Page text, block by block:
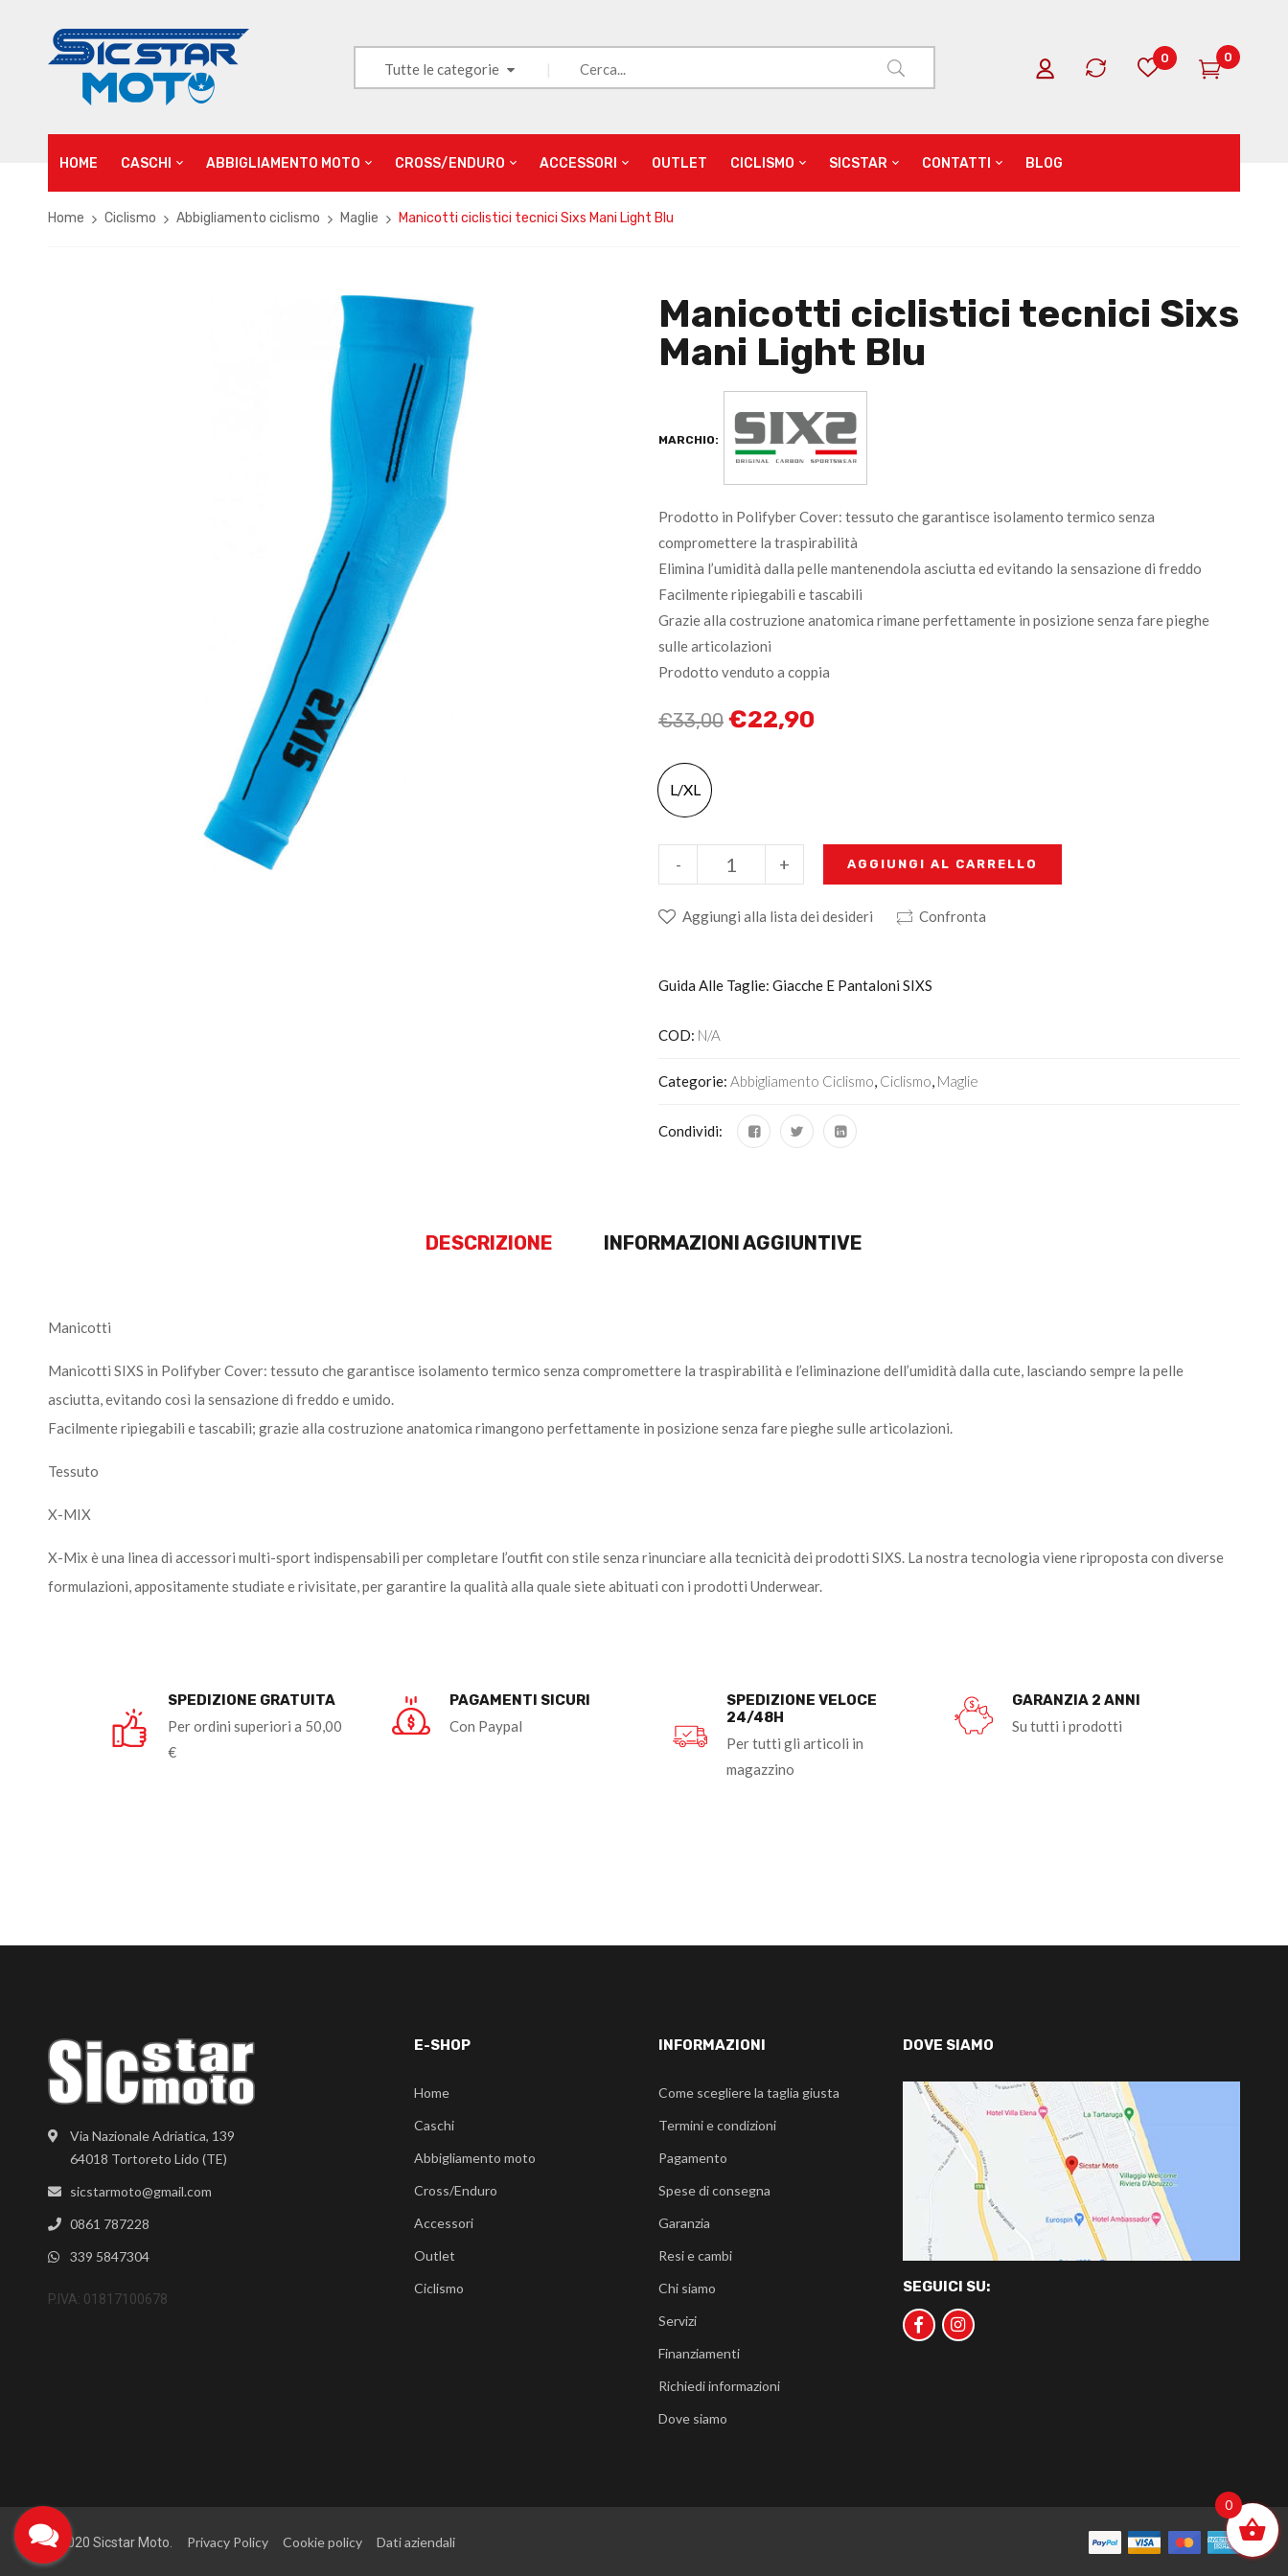
Tutte le categorie
0 0
HOME CASCHI ABBIGLIAMENTO MOTO CROSS/ENDURO ACCESSORI OUTLET CICLISMO SICSTAR CONTATTI BLOG
Home Ciclismo Abbigliamento ciclismo Maglie Manicotti ciclistici tecnici Sixs Mani Light Blu
Manicotti ciclistici tecnici Sixs
Mani Light Blu
MARCHIO:
Prodotto in Polifyber Cover: tessuto che garantisce isolamento termico senza
compromettere la traspirabilità
Elimina l’umidità dalla pelle mantenendola asciutta ed evitando la sensazione di freddo
Facilmente ripiegabili e tascabili
Grazie alla costruzione anatomica rimane perfettamente in posizione senza fare pieghe
sulle articolazioni
Prodotto venduto a coppia
€33,00 €22,90
L/XL
+
- AGGIUNGI AL CARRELLO
Aggiungi alla lista dei desideri Confronta
Guida Alle Taglie: Giacche E Pantaloni SIXS
COD: N/A
Categorie: Abbigliamento Ciclismo Ciclismo Maglie
Condividi:
DESCRIZIONE INFORMAZIONI AGGIUNTIVE
Manicotti
Manicotti SIXS in Polifyber Cover: tessuto che garantisce isolamento termico senza compromettere la traspirabilità e l’eliminazione dell’umidità dalla cute, lasciando sempre la pelle
asciutta, evitando così la sensazione di freddo e umido.
Facilmente ripiegabili e tascabili; grazie alla costruzione anatomica rimangono perfettamente in posizione senza fare pieghe sulle articolazioni.
Tessuto
X-MIX
X-Mix è una linea di accessori multi-sport indispensabili per completare l’outfit con stile senza rinunciare alla tecnicità dei prodotti SIXS. La nostra tecnologia viene riproposta con diverse
formulazioni, appositamente studiate e rivisitate, per garantire la qualità alla quale siete abituati con i prodotti Underwear.
SPEDIZIONE GRATUITA
Per ordini superiori a 50,00
€
PAGAMENTI SICURI
Con Paypal
SPEDIZIONE VELOCE
24/48H
Per tutti gli articoli in
magazzino
GARANZIA 2 ANNI
Su tutti i prodotti
Via Nazionale Adriatica, 139
64018 Tortoreto Lido (TE)
sicstarmoto@gmail.com
0861 787228
339 5847304
P.IVA: 01817100678
E-SHOP
Home
Caschi
Abbigliamento moto
Cross/Enduro
Accessori
Outlet
Ciclismo
INFORMAZIONI
Come scegliere la taglia giusta
Termini e condizioni
Pagamento
Spese di consegna
Garanzia
Resi e cambi
Chi siamo
Servizi
Finanziamenti
Richiedi informazioni
Dove siamo
DOVE SIAMO
SEGUICI SU:
©2020 Sicstar Moto. Privacy Policy Cookie policy Dati aziendali
0